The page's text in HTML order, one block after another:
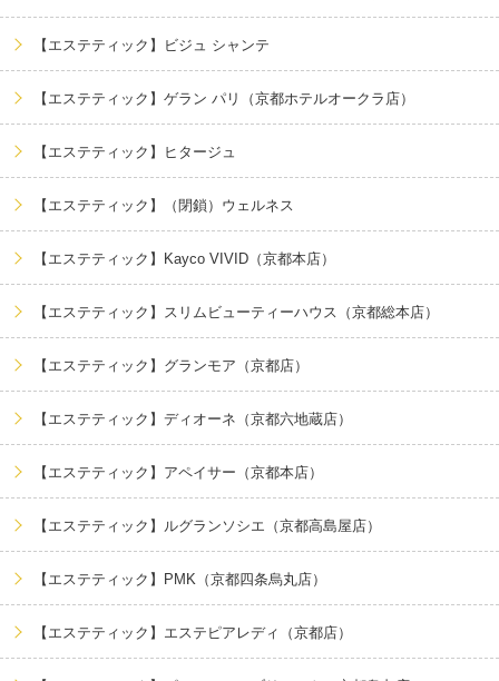
【エステティック】ビジュ シャンテ
【エステティック】ゲラン パリ（京都ホテルオークラ店）
【エステティック】ヒタージュ
【エステティック】（閉鎖）ウェルネス
【エステティック】Kayco VIVID（京都本店）
【エステティック】スリムビューティーハウス（京都総本店）
【エステティック】グランモア（京都店）
【エステティック】ディオーネ（京都六地蔵店）
【エステティック】アペイサー（京都本店）
【エステティック】ルグランソシエ（京都高島屋店）
【エステティック】PMK（京都四条烏丸店）
【エステティック】エステピアレディ（京都店）